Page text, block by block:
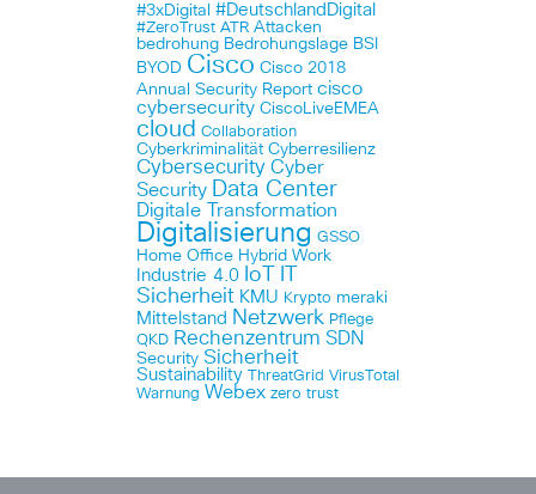
#3xDigital #DeutschlandDigital
#ZeroTrust ATR Attacken
bedrohung Bedrohungslage BSI
BYOD Cisco Cisco 2018
Annual Security Report cisco
cybersecurity CiscoLiveEMEA
cloud Collaboration
Cyberkriminalität Cyberresilienz
Cybersecurity Cyber
Security Data Center
Digitale Transformation
Digitalisierung GSSO
Home Office Hybrid Work
Industrie 4.0 IoT
Sicherheit KMU Krypto meraki
Mittelstand Netzwerk Pflege
QKD Rechenzentrum SDN
Security Sicherheit
Sustainability ThreatGrid VirusTotal
Warnung Webex zero trust